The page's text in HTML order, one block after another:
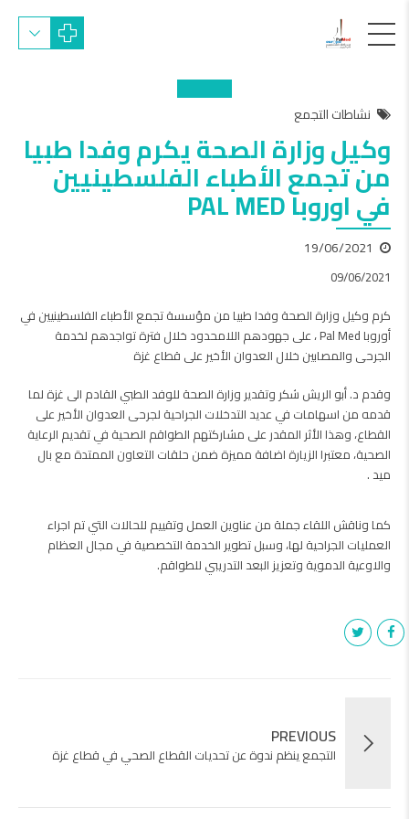
نشاطات التجمع
وكيل وزارة الصحة يكرم وفدا طبيا
من تجمع الأطباء الفلسطينيين
في اوروبا PAL MED
19/06/2021
09/06/2021
كرم وكيل وزارة الصحة وفدا طبيا من مؤسسة تجمع الأطباء الفلسطينيين في
أوروبا Pal Med ، على جهودهم اللامحدود خلال فترة تواجدهم لخدمة
الجرحى والمصابين خلال العدوان الأخير على قطاع غزة
وقدم د. أبو الريش شكر وتقدير وزارة الصحة للوفد الطبي القادم الى غزة لما
قدمه من اسهامات في عديد التدخلات الجراحية لجرحى العدوان الأخير على
القطاع، وهذا الأثر المقدر على مشاركتهم الطواقم الصحية في تقديم الرعاية
الصحية، معتبرا الزيارة اضافة مميزة ضمن حلقات التعاون الممتدة مع بال
ميد .
كما وناقش اللقاء جملة من عناوين العمل وتقييم للحالات التي تم اجراء
العمليات الجراحية لها، وسبل تطوير الخدمة التخصصية في مجال العظام
والاوعية الدموية وتعزيز البعد التدريبي للطواقم.
PREVIOUS
التجمع ينظم ندوة عن تحديات القطاع الصحي في قطاع غزة